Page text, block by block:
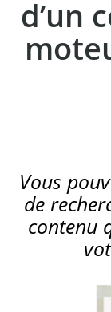
d’un
Vous
de
contenu